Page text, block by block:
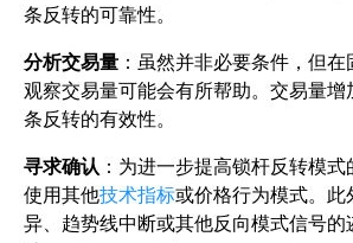
条反转的可靠性。
分析交易量 ：虽然并非必要条件，但
观察交易量可能会有所帮助。交易量增
条反转的有效性。
寻求确认 ：为进一步提高锁杆反转模
使用其他技术指标或价格行为模式。
异、趋势线中断或其他反向模式信号的